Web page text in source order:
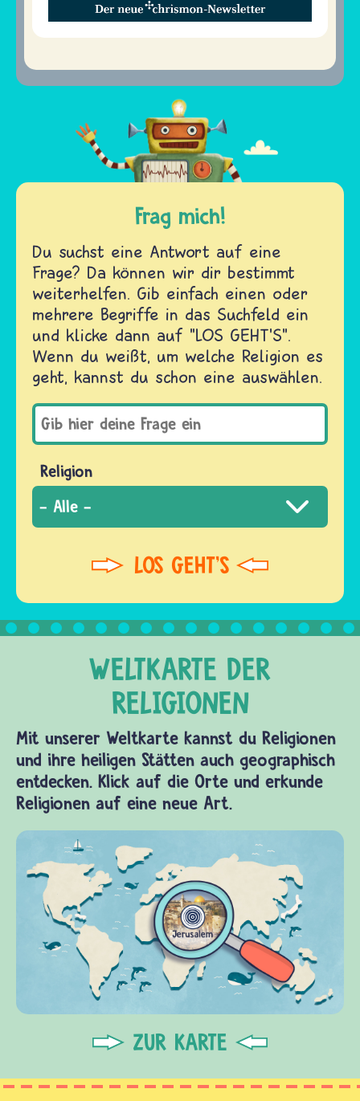
Frag mich!
Du suchst eine Antwort auf eine
Frage? Da können wir dir bestimmt
weiterhelfen. Gib einfach einen oder
mehrere Begriffe in das Suchfeld ein
und klicke dann auf "LOS GEHT'S".
Wenn du weißt, um welche Religion es
geht, kannst du schon eine auswählen.
Religion
Mit unserer Weltkarte kannst du Religionen
und ihre heiligen Stätten auch geographisch
entdecken. Klick auf die Orte und erkunde
Religionen auf eine neue Art.
ZUR KARTE